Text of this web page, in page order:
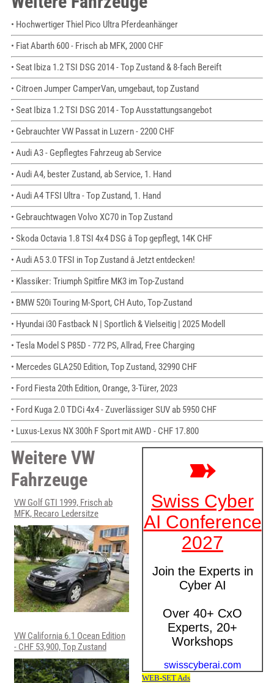
• Hochwertiger Thiel Pico Ultra Pferdeanhänger
• Fiat Abarth 600 - Frisch ab MFK, 2000 CHF
• Seat Ibiza 1.2 TSI DSG 2014 - Top Zustand & 8-fach Bereift
• Citroen Jumper CamperVan, umgebaut, top Zustand
• Seat Ibiza 1.2 TSI DSG 2014 - Top Ausstattungsangebot
• Gebrauchter VW Passat in Luzern - 2200 CHF
• Audi A3 - Gepflegtes Fahrzeug ab Service
• Audi A4, bester Zustand, ab Service, 1. Hand
• Audi A4 TFSI Ultra - Top Zustand, 1. Hand
• Gebrauchtwagen Volvo XC70 in Top Zustand
• Skoda Octavia 1.8 TSI 4x4 DSG â Top gepflegt, 14K CHF
• Audi A5 3.0 TFSI in Top Zustand â Jetzt entdecken!
• Klassiker: Triumph Spitfire MK3 im Top-Zustand
• BMW 520i Touring M-Sport, CH Auto, Top-Zustand
• Hyundai i30 Fastback N | Sportlich & Vielseitig | 2025 Modell
• Tesla Model S P85D - 772 PS, Allrad, Free Charging
• Mercedes GLA250 Edition, Top Zustand, 32990 CHF
• Ford Fiesta 20th Edition, Orange, 3-Türer, 2023
• Ford Kuga 2.0 TDCi 4x4 - Zuverlässiger SUV ab 5950 CHF
• Luxus-Lexus NX 300h F Sport mit AWD - CHF 17.800
Weitere VW
Fahrzeuge
VW Golf GTI 1999, Frisch ab
MFK, Recaro Ledersitze
VW California 6.1 Ocean Edition
- CHF 53,900, Top Zustand